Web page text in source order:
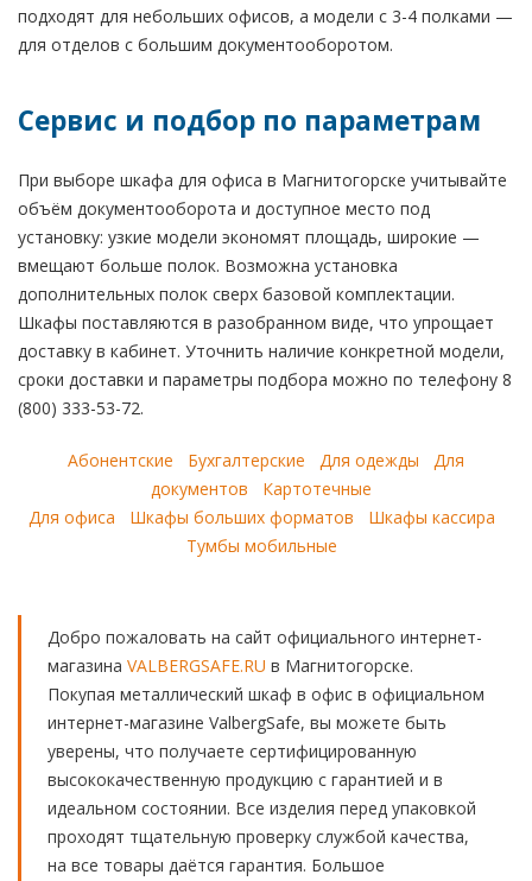
подходят для небольших офисов, а модели с 3-4 полками —
для отделов с большим документооборотом.
Сервис и подбор по параметрам
При выборе шкафа для офиса в Магнитогорске учитывайте
объём документооборота и доступное место под
установку: узкие модели экономят площадь, широкие —
вмещают больше полок. Возможна установка
дополнительных полок сверх базовой комплектации.
Шкафы поставляются в разобранном виде, что упрощает
доставку в кабинет. Уточнить наличие конкретной модели,
сроки доставки и параметры подбора можно по телефону 8
(800) 333-53-72.
Абонентские Бухгалтерские Для одежды
Для
документов
Картотечные
Для офиса
Шкафы больших форматов
Шкафы кассира
Тумбы мобильные
Добро пожаловать на сайт официального интернет-
магазина VALBERGSAFE.RU в Магнитогорске.
Покупая металлический шкаф в офис в официальном
интернет-магазине ValbergSafe, вы можете быть
уверены, что получаете сертифицированную
высококачественную продукцию с гарантией и в
идеальном состоянии. Все изделия перед упаковкой
проходят тщательную проверку службой качества,
на все товары даётся гарантия. Большое